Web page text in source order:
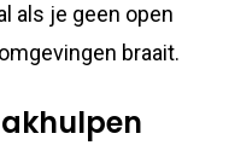
als je geen open
braait.